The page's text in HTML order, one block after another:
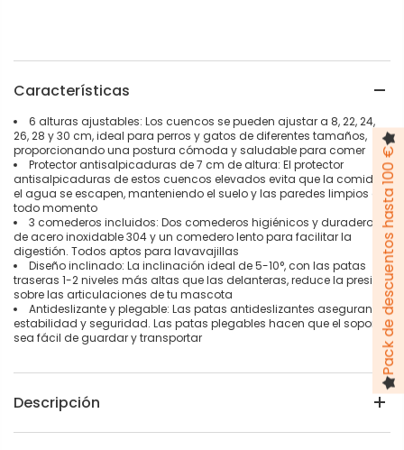
Características
6 alturas ajustables: Los cuencos se pueden ajustar a 8, 22, 24,
26, 28 y 30 cm, ideal para perros y gatos de diferentes tamaños,
proporcionando una postura cómoda y saludable para comer
Protector antisalpicaduras de 7 cm de altura: El protector
antisalpicaduras de estos cuencos elevados evita que la comida y
el agua se escapen, manteniendo el suelo y las paredes limpios en
todo momento
3 comederos incluidos: Dos comederos higiénicos y duraderos
de acero inoxidable 304 y un comedero lento para facilitar la
digestión. Todos aptos para lavavajillas
Diseño inclinado: La inclinación ideal de 5-10°, con las patas
traseras 1-2 niveles más altas que las delanteras, reduce la presión
sobre las articulaciones de tu mascota
Antideslizante y plegable: Las patas antideslizantes aseguran
estabilidad y seguridad. Las patas plegables hacen que el soporte
sea fácil de guardar y transportar
Descripción
Pack de descuentos hasta 100 €